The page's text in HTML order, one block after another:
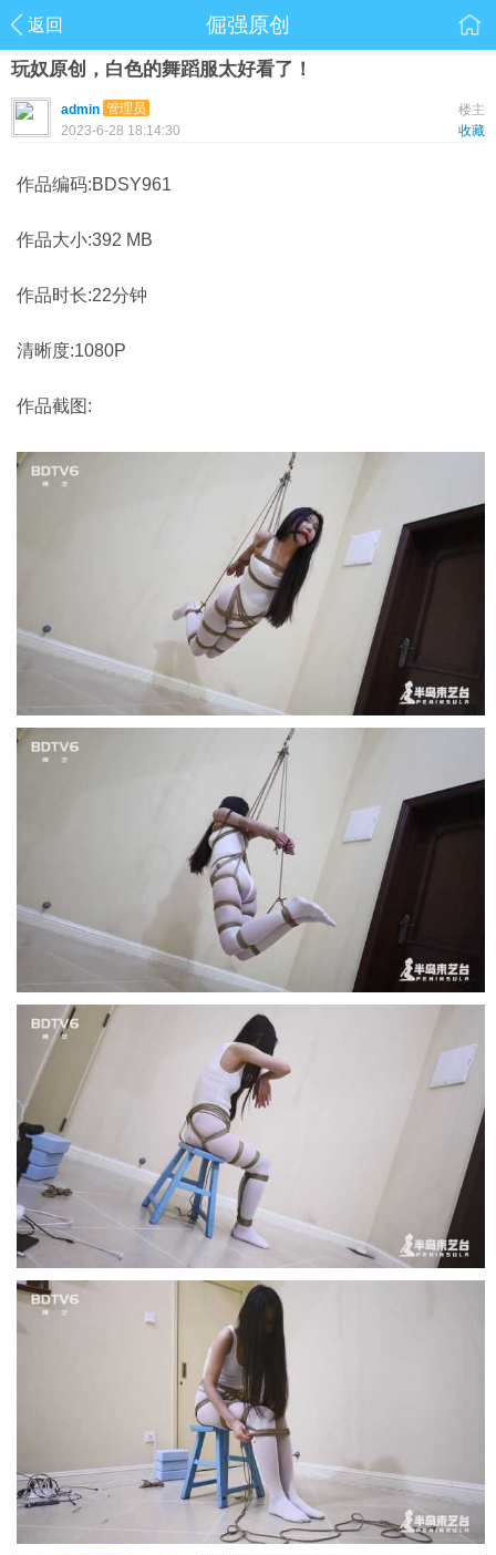
返回 倔强原创
玩奴原创，白色的舞蹈服太好看了！
楼主
admin 管理员
收藏
2023-6-28 18:14:30
作品编码:BDSY961
作品大小:392 MB
作品时长:22分钟
清晰度:1080P
作品截图: